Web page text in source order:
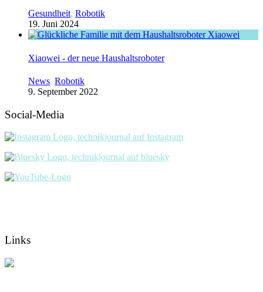
Gesundheit, Robotik
19. Juni 2024
Xiaowei - der neue Haushaltsroboter
News, Robotik
9. September 2022
Social-Media
Links